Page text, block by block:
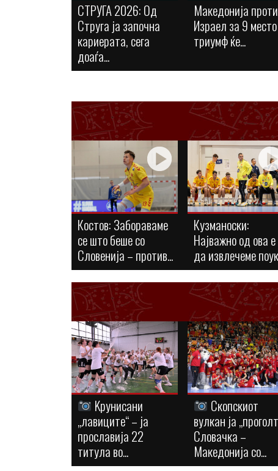
СТРУГА 2026: Од
Струга ја започна
кариерата, сега
доаѓа...
Македонија
Израел за 9
триумф ќе...
Костов: Забораваме
се што беше со
Словенија – против...
Кузманоски:
Најважно од ова е
да извлечеме
Kрунисани
„лавиците“ – ја
прославија 22
титула во...
Скопскиот
вулкан ја
Словачка –
Македонија со...